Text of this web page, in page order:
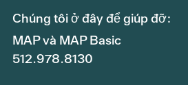
Chúng tôi ở đây để giúp đỡ:
MAP và MAP Basic
512.978.8130